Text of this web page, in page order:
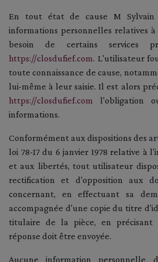
En tout état de cause M Sylvain
informations personnelles relatives
besoin de certains services
https://closdufief.com. L'utilisateur
toute connaissance de cause,
lui-même à leur saisie. Il est alors
https://closdufief.com
l'obligation
informations.
Conformément aux dispositions des
loi 78-17 du 6 janvier 1978 relative à
et aux libertés, tout utilisateur
rectification et d'opposition aux
concernant, en effectuant sa
accompagnée d'une copie du titre
titulaire de la pièce, en précisant
réponse doit être envoyée.
Aucune information